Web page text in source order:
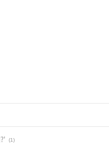
(1)